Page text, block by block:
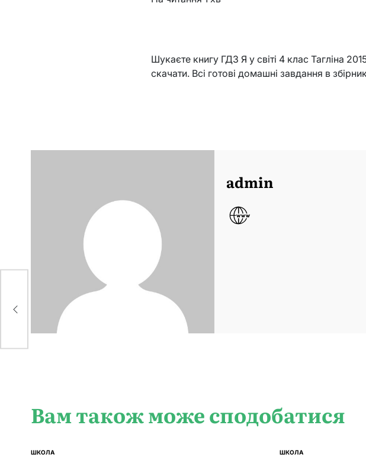
Шукаєте книгу ГДЗ Я у світі 4 клас Тагліна
скачати. Всі готові домашні завдання в
admin
Вам також може сподобатися
ОПУБЛІКУВАТИ
ШКОЛА
ОПУБЛІКУВАТИ
ШКОЛА